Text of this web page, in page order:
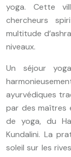
yoga. Cette
chercheurs
multitude
niveaux.
Un séjour
ayurvédiques
par des maîtres
de yoga, du
Kundalini. La
soleil sur les